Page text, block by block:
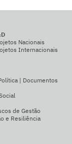
Nacionais
Internacionais
| Documentos
de Gestão
e Resiliência